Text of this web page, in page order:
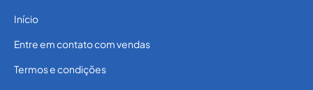
Início
Entre em contato com vendas
Termos e condições